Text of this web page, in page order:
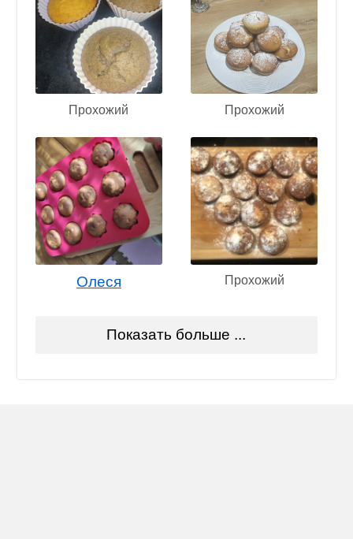
Прохожий Прохожий
Олеся Прохожий
Показать больше ...